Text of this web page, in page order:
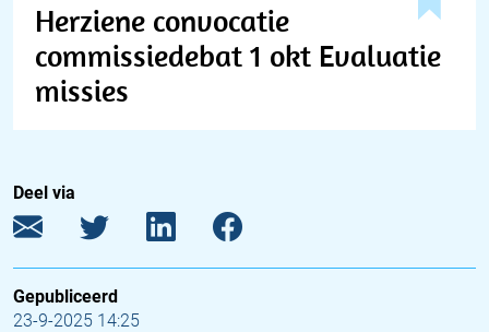
Herziene convocatie
commissiedebat 1 okt Evaluatie
missies
Deel via
Gepubliceerd
23-9-2025 14:25